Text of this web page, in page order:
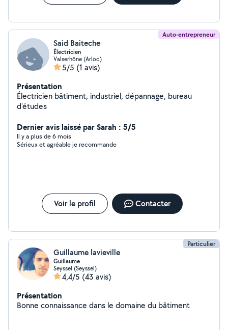
Auto-entrepreneur
Said Baiteche
Électricien
Valserhône (Arlod)
5/5 (1 avis)
Présentation
Électricien bâtiment, industriel, dépannage, bureau
d'études
Dernier avis laissé par Sarah : 5/5
Il y a plus de 6 mois
Sérieux et agréable je recommande
Voir le profil Contacter
Particulier
Guillaume lavieville
Guillaume
Seyssel (Seyssel)
4,4/5 (43 avis)
Présentation
Bonne connaissance dans le domaine du bâtiment